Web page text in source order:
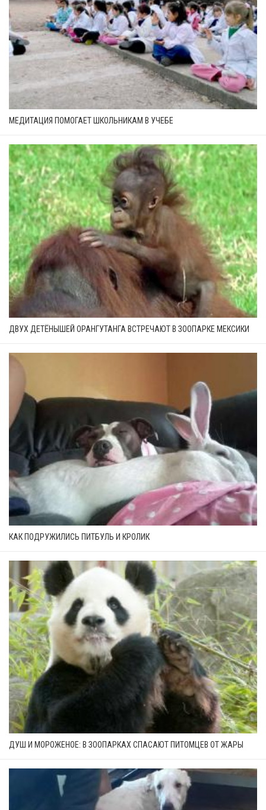
МЕДИТАЦИЯ ПОМОГАЕТ ШКОЛЬНИКАМ В УЧЕБЕ
ДВУХ ДЕТЁНЫШЕЙ ОРАНГУТАНГА ВСТРЕЧАЮТ В ЗООПАРКЕ МЕКСИКИ
КАК ПОДРУЖИЛИСЬ ПИТБУЛЬ И КРОЛИК
ДУШ И МОРОЖЕНОЕ: В ЗООПАРКАХ СПАСАЮТ ПИТОМЦЕВ ОТ ЖАРЫ